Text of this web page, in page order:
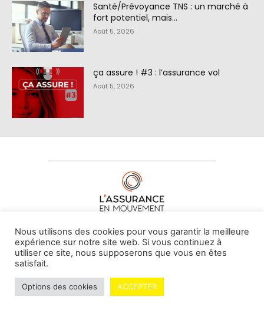
Santé/Prévoyance TNS : un marché à
fort potentiel, mais…
Août 5, 2026
ça assure ! #3 : l’assurance vol
Août 5, 2026
À PROPOS DE NOUS•CONTACT
© L'assurance en mouvement -By Vovoxx Média
Mentions légales Contributeurs
Nous utilisons des cookies pour vous garantir la meilleure
expérience sur notre site web. Si vous continuez à
utiliser ce site, nous supposerons que vous en êtes
satisfait.
Options des cookies ACCEPTER